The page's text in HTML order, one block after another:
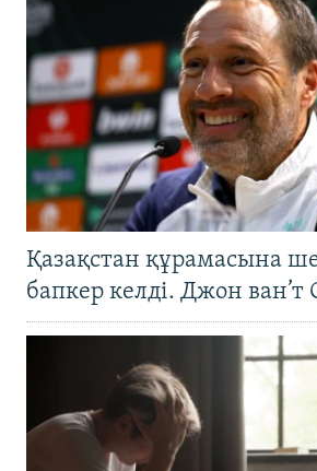
Қазақстан құрамасына
бапкер келді. Джон ван’т